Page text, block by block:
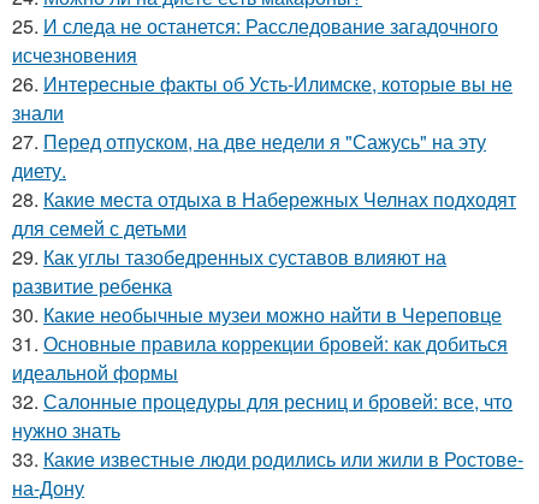
25. И следа не останется: Расследование загадочного
исчезновения
26. Интересные факты об Усть-Илимске, которые вы не
знали
27. Перед отпуском, на две недели я "Сажусь" на эту
диету.
28. Какие места отдыха в Набережных Челнах подходят
для семей с детьми
29. Как углы тазобедренных суставов влияют на
развитие ребенка
30. Какие необычные музеи можно найти в Череповце
31. Основные правила коррекции бровей: как добиться
идеальной формы
32. Салонные процедуры для ресниц и бровей: все, что
нужно знать
33. Какие известные люди родились или жили в Ростове-
на-Дону